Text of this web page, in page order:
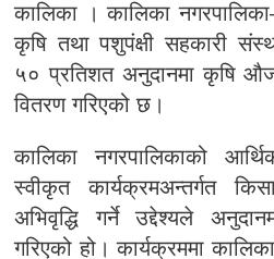
कालिका । कालिका
कृषि तथा पशुपंक्षी सहकारी
५० प्रतिशत अनुदानमा कृषि
वितरण गरिएको छ।
कालिका नगरपालिकाको
स्वीकृत कार्यक्रमअन्तर्गत
अभिवृद्धि गर्ने उद्देश्यले
गरिएको हो। कार्यक्रममा